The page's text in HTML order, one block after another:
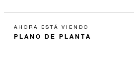
AHORA ESTÁ VIENDO